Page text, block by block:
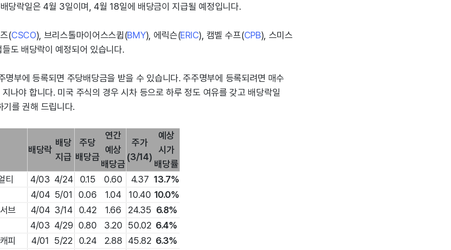
당락일은 4월 3일이며, 4월 18일에 배당금이 지급될 예정입니다.
(CSCO), 브리스톨마이어스스큅(BMY), 에릭슨(ERIC), 캠벨 수프(CPB), 스미스
도 배당락이 예정되어 있습니다.
명부에 등록되면 주당배당금을 받을 수 있습니다. 주주명부에 등록되려면 매수
나야 합니다. 미국 주식의 경우 시차 등으로 하루 정도 여유를 갖고 배당락일
를 권해 드립니다.
배당락
배당
지급
주당
배당금
연간
예상
배당금
주가
(3/14)
예상
시가
배당률
티 4/03 4/24 0.15 0.60 4.37 13.7%
4/04 5/01 0.06 1.04 10.40 10.0%
브 4/04 3/14 0.42 1.66 24.35 6.8%
4/03 4/29 0.80 3.20 50.02 6.4%
피 4/01 5/22 0.24 2.88 45.82 6.3%